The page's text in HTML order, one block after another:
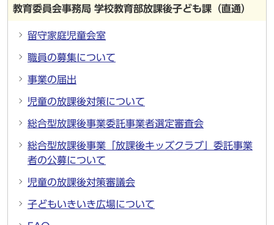
教育委員会事務局 学校教育部放課後子ども課（直通）
留守家庭児童会室
職員の募集について
事業の届出
児童の放課後対策について
総合型放課後事業委託事業者選定審査会
総合型放課後事業「放課後キッズクラブ」委託事業
者の公募について
児童の放課後対策審議会
子どもいきいき広場について